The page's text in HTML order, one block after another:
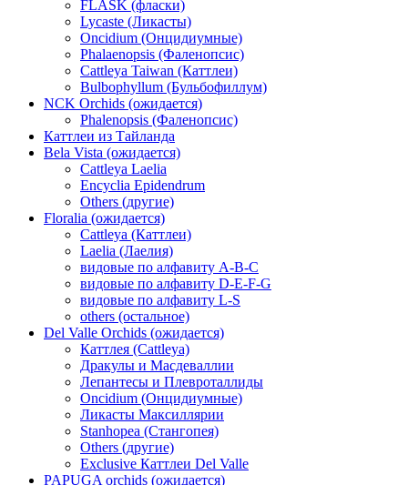
FLASK (фласки)
Lycaste (Ликасты)
Oncidium (Онцидиумные)
Phalaenopsis (Фаленопсис)
Cattleya Taiwan (Каттлеи)
Bulbophyllum (Бульбофиллум)
NCK Orchids (ожидается)
Phalenopsis (Фаленопсис)
Каттлеи из Тайланда
Bela Vista (ожидается)
Cattleya Laelia
Encyclia Epidendrum
Others (другие)
Floralia (ожидается)
Cattleya (Каттлеи)
Laelia (Лаелия)
видовые по алфавиту A-B-C
видовые по алфавиту D-E-F-G
видовые по алфавиту L-S
others (остальное)
Del Valle Orchids (ожидается)
Каттлея (Cattleya)
Дракулы и Масдеваллии
Лепантесы и Плевроталлиды
Oncidium (Онцидиумные)
Ликасты Максиллярии
Stanhopea (Стангопея)
Others (другие)
Exclusive Каттлеи Del Valle
PAPUGA orchids (ожидается)